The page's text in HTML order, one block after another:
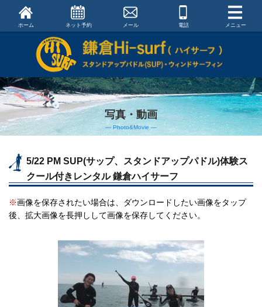
ホーム ネット予約 メール 電話 メニュー
写真・動画
― Photo&Movie ―
5/22 PM SUP(サップ、スタンドアップパドル)体験ス
クール付きレンタル 鎌倉ハイサーフ
※画像を保存されたい場合は、ダウンロードしたい画像をタップ
後、拡大画像を長押しして画像を保存してください。